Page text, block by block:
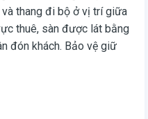
thang đi bộ ở vị trí giữa
thuê, sàn được lát bằng
đón khách. Bảo vệ giữ